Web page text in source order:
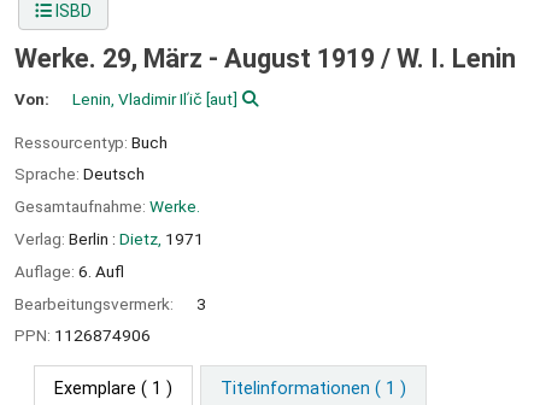
ISBD
Werke. 29, März - August 1919 / W. I. Lenin
Von: Lenin, Vladimir Ilʹič [aut]
Ressourcentyp: Buch
Sprache: Deutsch
Gesamtaufnahme: Werke.
Verlag: Berlin : Dietz, 1971
Auflage: 6. Aufl
Bearbeitungsvermerk:
3
PPN: 1126874906
Exemplare ( 1 ) Titelinformationen ( 1 )